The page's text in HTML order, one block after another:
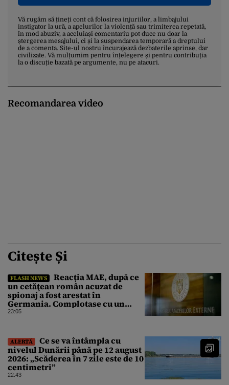
Vă rugăm să țineți cont că folosirea injuriilor, a limbajului
instigator la ură, a apelurilor la violență sau trimiterea repetată,
în mod abuziv, a aceluiași comentariu pot duce nu doar la
ștergerea mesajului, ci și la suspendarea temporară a dreptului
de a comenta. Site-ul nostru încurajează dezbaterile aprinse, dar
civilizate. Vă mulțumim pentru înțelegere și pentru contribuția
la o discuție bazată pe argumente, nu pe atacuri.
Recomandarea video
Citește Și
FLASH NEWS
Reacția MAE, după ce
un cetăţean român acuzat de
spionaj a fost arestat în
Germania. Complotase cu un
ucrainean ca să asasineze un
23:05
ALERTĂ
Ce se va întâmpla cu
nivelul Dunării până pe 12 august
2026: „Scăderea în 7 zile este de 10
centimetri”
22:43